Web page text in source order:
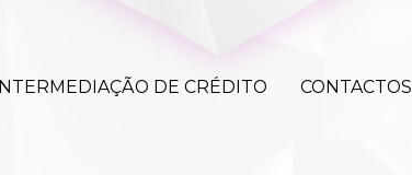
CONTACTOS
INTERMEDIAÇÃO DE CRÉDITO